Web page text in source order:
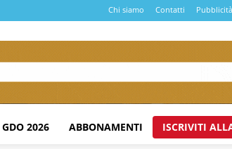
Chi siamo Contatti Pubblicità
GDO 2026 ABBONAMENTI ISCRIVITI